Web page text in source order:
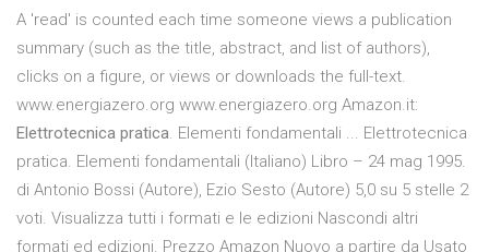
A 'read' is counted each time someone views a publication
summary (such as the title, abstract, and list of authors),
clicks on a figure, or views or downloads the full-text.
www.energiazero.org www.energiazero.org Amazon.it:
Elettrotecnica pratica. Elementi fondamentali ... Elettrotecnica
pratica. Elementi fondamentali (Italiano) Libro – 24 mag 1995.
di Antonio Bossi (Autore), Ezio Sesto (Autore) 5,0 su 5 stelle 2
voti. Visualizza tutti i formati e le edizioni Nascondi altri
formati ed edizioni. Prezzo Amazon Nuovo a partire da Usato